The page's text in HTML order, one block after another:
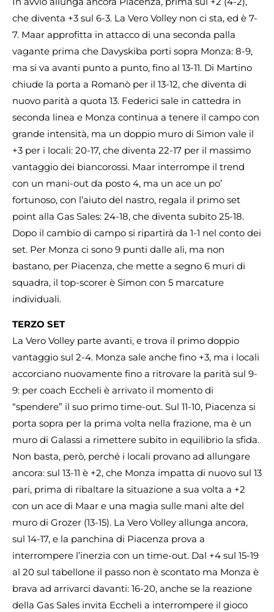
che diventa +3 sul 6-3. La Vero Volley non ci sta, ed è 7-
7. Maar approfitta in attacco di una seconda palla
vagante prima che Davyskiba porti sopra Monza: 8-9,
ma si va avanti punto a punto, fino al 13-11. Di Martino
chiude la porta a Romanò per il 13-12, che diventa di
nuovo parità a quota 13. Federici sale in cattedra in
seconda linea e Monza continua a tenere il campo con
grande intensità, ma un doppio muro di Simon vale il
+3 per i locali: 20-17, che diventa 22-17 per il massimo
vantaggio dei biancorossi. Maar interrompe il trend
con un mani-out da posto 4, ma un ace un po’
fortunoso, con l’aiuto del nastro, regala il primo set
point alla Gas Sales: 24-18, che diventa subito 25-18.
Dopo il cambio di campo si ripartirà da 1-1 nel conto dei
set. Per Monza ci sono 9 punti dalle ali, ma non
bastano, per Piacenza, che mette a segno 6 muri di
squadra, il top-scorer è Simon con 5 marcature
individuali.
TERZO SET
La Vero Volley parte avanti, e trova il primo doppio
vantaggio sul 2-4. Monza sale anche fino +3, ma i locali
accorciano nuovamente fino a ritrovare la parità sul 9-
9: per coach Eccheli è arrivato il momento di
“spendere” il suo primo time-out. Sul 11-10, Piacenza si
porta sopra per la prima volta nella frazione, ma è un
muro di Galassi a rimettere subito in equilibrio la sfida.
Non basta, però, perché i locali provano ad allungare
ancora: sul 13-11 è +2, che Monza impatta di nuovo sul 13
pari, prima di ribaltare la situazione a sua volta a +2
con un ace di Maar e una magia sulle mani alte del
muro di Grozer (13-15). La Vero Volley allunga ancora,
sul 14-17, e la panchina di Piacenza prova a
interrompere l’inerzia con un time-out. Dal +4 sul 15-19
al 20 sul tabellone il passo non è scontato ma Monza è
brava ad arrivarci davanti: 16-20, anche se la reazione
della Gas Sales invita Eccheli a interrompere il gioco